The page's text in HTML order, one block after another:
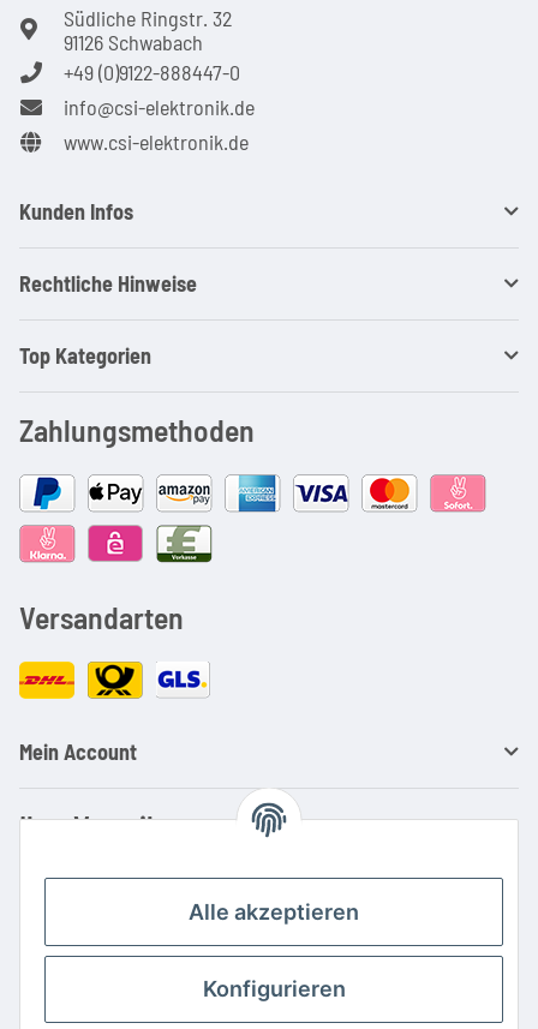
Südliche Ringstr. 32
91126 Schwabach
+49 (0)9122-888447-0
info@csi-elektronik.de
www.csi-elektronik.de
Kunden Infos
Rechtliche Hinweise
Top Kategorien
Zahlungsmethoden
Versandarten
Mein Account
Ihre Vorteile
Kauf auf Rechnung
Große Auswahl an Netzteilen und Ladegeräten
Alle akzeptieren
Konfigurieren